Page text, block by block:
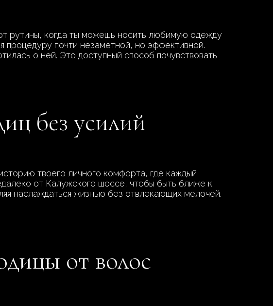
рутины, когда ты можешь носить любимую одежду
почти незаметной, но эффективной.
о ней. Это доступный способ почувствовать
без усилий
твоего личного комфорта, где каждый
от Калужского шоссе, чтобы быть ближе к
наслаждаться жизнью без отвлекающих мелочей.
от волос